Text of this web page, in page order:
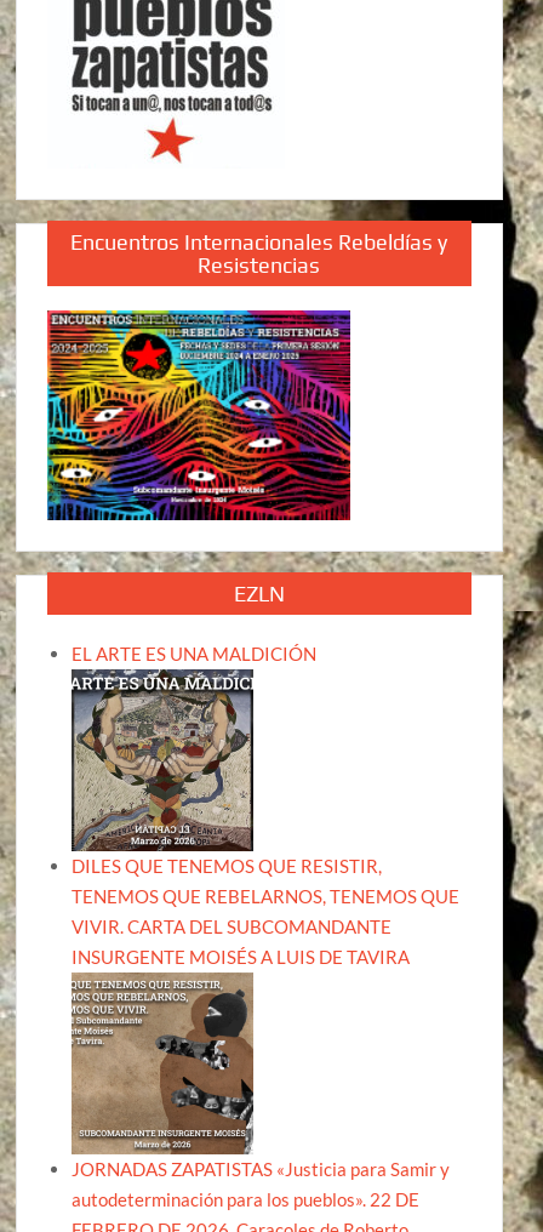
Encuentros Internacionales Rebeldías y
Resistencias
EZLN
EL ARTE ES UNA MALDICIÓN
DILES QUE TENEMOS QUE RESISTIR,
TENEMOS QUE REBELARNOS, TENEMOS QUE
VIVIR. CARTA DEL SUBCOMANDANTE
INSURGENTE MOISÉS A LUIS DE TAVIRA
JORNADAS ZAPATISTAS «Justicia para Samir y
autodeterminación para los pueblos». 22 DE